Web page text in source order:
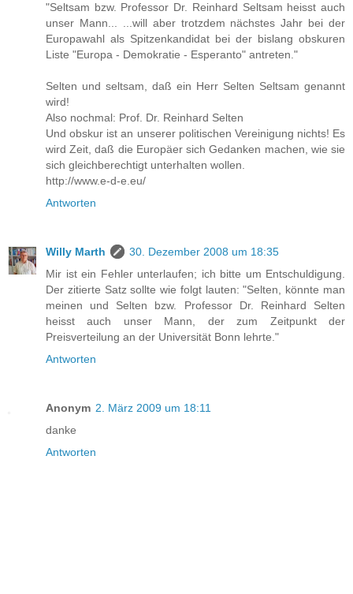
"Seltsam bzw. Professor Dr. Reinhard Seltsam heisst auch
unser Mann... ...will aber trotzdem nächstes Jahr bei der
Europawahl als Spitzenkandidat bei der bislang obskuren
Liste "Europa - Demokratie - Esperanto" antreten."
Selten und seltsam, daß ein Herr Selten Seltsam genannt
wird!
Also nochmal: Prof. Dr. Reinhard Selten
Und obskur ist an unserer politischen Vereinigung nichts! Es
wird Zeit, daß die Europäer sich Gedanken machen, wie sie
sich gleichberechtigt unterhalten wollen.
http://www.e-d-e.eu/
Antworten
Willy Marth
30. Dezember 2008 um 18:35
Mir ist ein Fehler unterlaufen; ich bitte um Entschuldigung.
Der zitierte Satz sollte wie folgt lauten: "Selten, könnte man
meinen und Selten bzw. Professor Dr. Reinhard Selten
heisst auch unser Mann, der zum Zeitpunkt der
Preisverteilung an der Universität Bonn lehrte."
Antworten
Anonym 2. März 2009 um 18:11
danke
Antworten